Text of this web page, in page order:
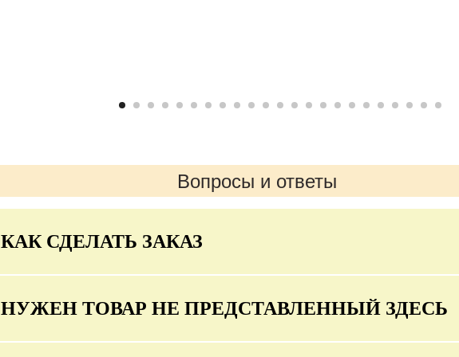
Вопросы и ответы
КАК СДЕЛАТЬ ЗАКАЗ
НУЖЕН ТОВАР НЕ ПРЕДСТАВЛЕННЫЙ ЗДЕСЬ